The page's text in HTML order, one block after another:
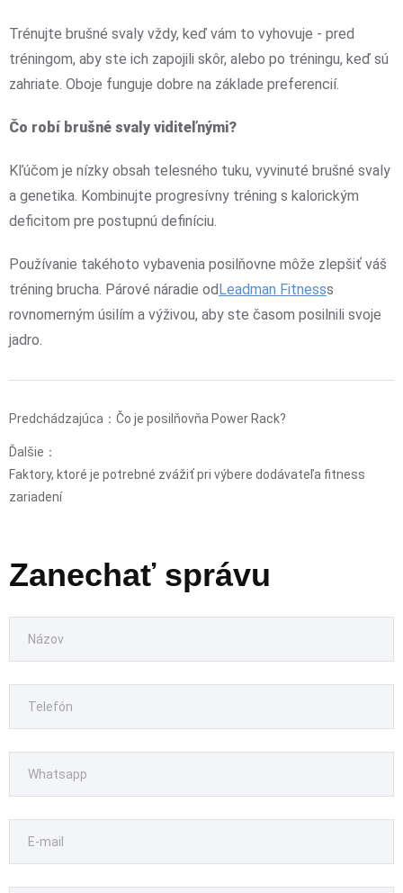
Trénujte brušné svaly vždy, keď vám to vyhovuje - pred
tréningom, aby ste ich zapojili skôr, alebo po tréningu, keď sú
zahriate. Oboje funguje dobre na základe preferencií.
Čo robí brušné svaly viditeľnými?
Kľúčom je nízky obsah telesného tuku, vyvinuté brušné svaly
a genetika. Kombinujte progresívny tréning s kalorickým
deficitom pre postupnú definíciu.
Používanie takéhoto vybavenia posilňovne môže zlepšiť váš
tréning brucha. Párové náradie odLeadman Fitnesss
rovnomerným úsilím a výživou, aby ste časom posilnili svoje
jadro.
Predchádzajúca： Čo je posilňovňa Power Rack?
Ďalšie：
Faktory, ktoré je potrebné zvážiť pri výbere dodávateľa fitness
zariadení
Zanechať správu